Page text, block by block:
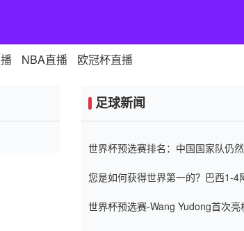
NBA直播 欧冠杯直播
足球新闻
世界杯预选赛排名：中国国家队仍
您是如何获得世界第一的？巴西1-4
世界杯预选赛-Wang Yudong首次亮